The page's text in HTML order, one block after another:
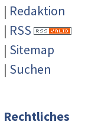
| Redaktion
| RSS
| Sitemap
| Suchen
Rechtliches